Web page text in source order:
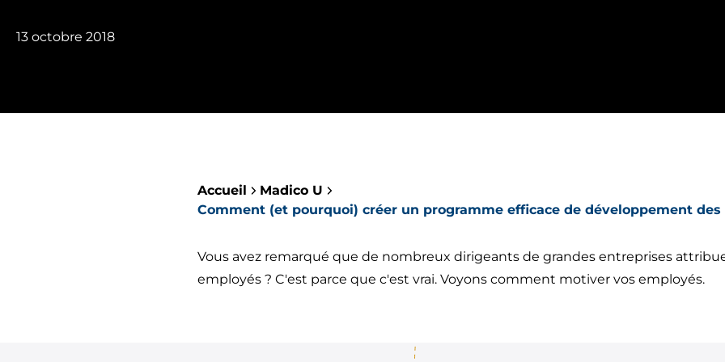
13 octobre 2018
Accueil
Madico U
Comment (et pourquoi) créer un programme efficace de développement des
Vous avez remarqué que de nombreux dirigeants de grandes entreprises
employés ? C'est parce que c'est vrai. Voyons comment motiver vos employés.